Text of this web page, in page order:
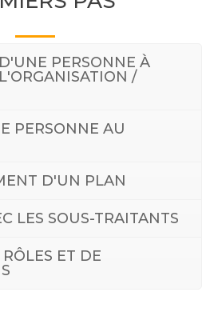
PERSONNE À
/
PERSONNE AU
D'UN PLAN
LES SOUS-TRAITANTS
ET DE